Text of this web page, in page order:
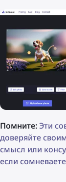
Помните:Эти
доверяйте
смысл или
если